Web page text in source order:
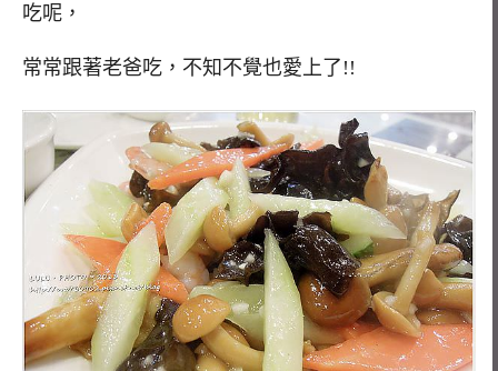
吃呢，
常常跟著老爸吃，不知不覺也愛上了!!